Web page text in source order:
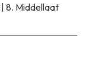
| 8. Middellaat